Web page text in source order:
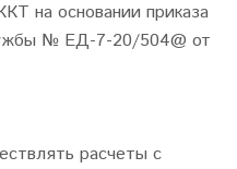
на основании приказа
№ ЕД-7-20/504@ от
расчеты с